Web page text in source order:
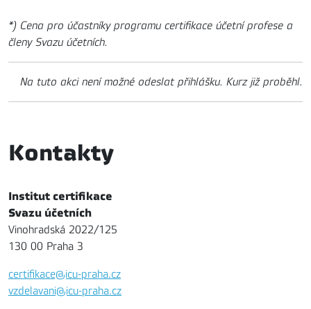
*) Cena pro účastníky programu certifikace účetní profese a
členy Svazu účetních.
Na tuto akci není možné odeslat přihlášku. Kurz již proběhl.
Kontakty
Institut certifikace
Svazu účetních
Vinohradská 2022/125
130 00 Praha 3
certifikace@icu-praha.cz
vzdelavani@icu-praha.cz